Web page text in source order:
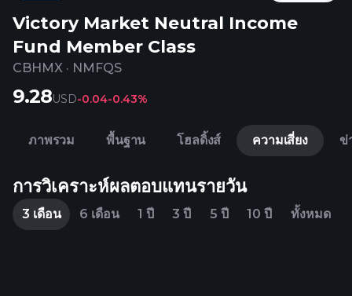
Victory Market Neutral Income
Fund Member Class
CBHMX · NMFQS
9.28USD-0.04-0.43%
ภาพรวม พื้นฐาน โฮลดิ้งส์ ความเสี่ยง ข่
การวิเคราะห์ผลตอบแทนรายวัน
3 เดือน 6 เดือน 1 ปี 3 ปี 5 ปี 10 ปี ทั้งหมด